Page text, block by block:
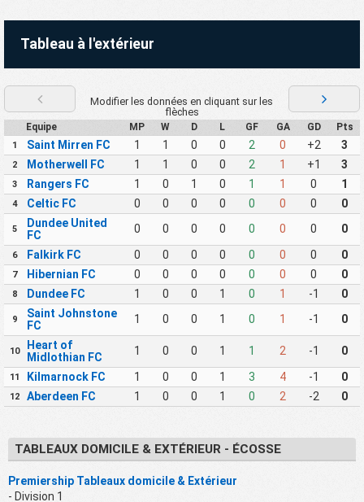
Tableau à l'extérieur
Modifier les données en cliquant sur les
flèches
Equipe MP W D L GF GA GD Pts
1 Saint Mirren FC 1 1 0 0 2 0 +2 3
2 Motherwell FC 1 1 0 0 2 1 +1 3
3 Rangers FC 1 0 1 0 1 1 0 1
4 Celtic FC 0 0 0 0 0 0 0 0
5
Dundee United
FC
0 0 0 0 0 0 0 0
6 Falkirk FC 0 0 0 0 0 0 0 0
7 Hibernian FC 0 0 0 0 0 0 0 0
8 Dundee FC 1 0 0 1 0 1 -1 0
9
Saint Johnstone
FC
1 0 0 1 0 1 -1 0
10
Heart of
Midlothian FC
1 0 0 1 1 2 -1 0
11 Kilmarnock FC 1 0 0 1 3 4 -1 0
12 Aberdeen FC 1 0 0 1 0 2 -2 0
TABLEAUX DOMICILE & EXTÉRIEUR - ÉCOSSE
Premiership Tableaux domicile & Extérieur
- Division 1